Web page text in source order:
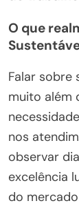
O que
Falar sobre
muito além
nos
observar
excelência
do